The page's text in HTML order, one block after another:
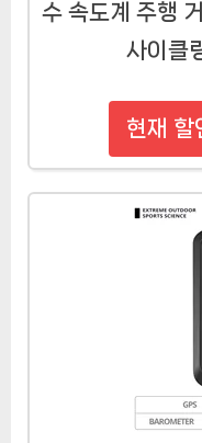
수 속도계 주행
사이클
현재 할